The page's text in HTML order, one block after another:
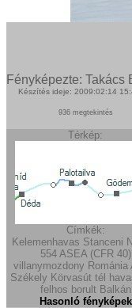
Fényképezte: Takács
Készítés ideje: 2009:02:14
936 megtekintés
Térkép:
Címkék:
Kelemenhavas Stanceni
554 ASEA (CFR 40)
villanymozdony Románia
Székely Körvasút tél
felhos borult Balkán
Hasonló fényképek